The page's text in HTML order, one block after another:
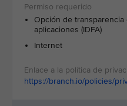
Opción de
aplicaciones (IDFA)
Internet
https://branch.io/policies/